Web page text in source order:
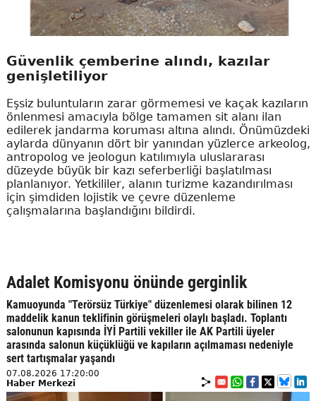
Güvenlik çemberine alındı, kazılar
genişletiliyor
Eşsiz buluntuların zarar görmemesi ve kaçak kazıların
önlenmesi amacıyla bölge tamamen sit alanı ilan
edilerek jandarma koruması altına alındı. Önümüzdeki
aylarda dünyanın dört bir yanından yüzlerce arkeolog,
antropolog ve jeologun katılımıyla uluslararası
düzeyde büyük bir kazı seferberliği başlatılması
planlanıyor. Yetkililer, alanın turizme kazandırılması
için şimdiden lojistik ve çevre düzenleme
çalışmalarına başlandığını bildirdi.
Adalet Komisyonu önünde gerginlik
Kamuoyunda "Terörsüz Türkiye" düzenlemesi olarak bilinen 12
maddelik kanun teklifinin görüşmeleri olaylı başladı. Toplantı
salonunun kapısında İYİ Partili vekiller ile AK Partili üyeler
arasında salonun küçüklüğü ve kapıların açılmaması nedeniyle
sert tartışmalar yaşandı
07.08.2026 17:20:00
Haber Merkezi